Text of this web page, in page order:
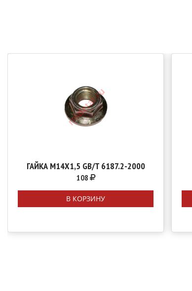
ГАЙКА М14Х1,5 GB/T 6187.2-2000
108
В КОРЗИНУ